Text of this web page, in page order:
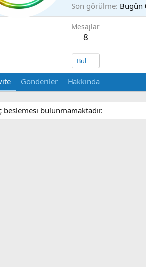
Son görülme Bugün
Mesajlar
8
Bul
Gönderiler Hakkında
beslemesi bulunmamaktadır.